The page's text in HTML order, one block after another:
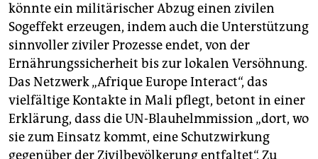
könnte ein militärischer Abzug einen zivilen
Sogeffekt erzeugen, indem auch die Unterstützung
sinnvoller ziviler Prozesse endet, von der
Ernährungssicherheit bis zur lokalen Versöhnung.
Das Netzwerk „Afrique Europe Interact“, das
vielfältige Kontakte in Mali pflegt, betont in einer
Erklärung, dass die UN-Blauhelmmission „dort, wo
sie zum Einsatz kommt, eine Schutzwirkung
gegenüber der Zivilbevölkerung entfaltet“. Zu